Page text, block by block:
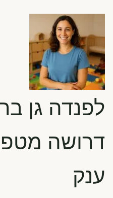
לפנדה גן
דרושה
ענק